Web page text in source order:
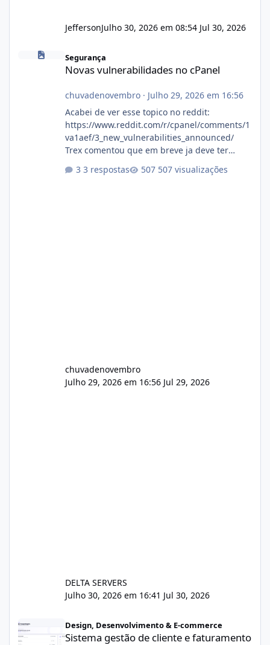
JeffersonJulho 30, 2026 em 08:54 Jul 30, 2026
Novas vulnerabilidades no cPanel
Segurança
Novas vulnerabilidades no cPanel
chuvadenovembro· Julho 29, 2026 em 16:56
Acabei de ver esse topico no reddit:
https://www.reddit.com/r/cpanel/comments/1
va1aef/3_new_vulnerabilities_announced/
Trex comentou que em breve ja deve ter
3 respostas 507 visualizações
chuvadenovembro
Julho 29, 2026 em 16:56 Jul 29, 2026
DELTA SERVERS
Julho 30, 2026 em 16:41 Jul 30, 2026
Design, Desenvolvimento & E-commerce
Sistema gestão de cliente e faturamento